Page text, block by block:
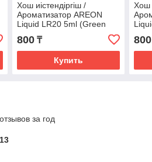
Хош иістендіргіш /
Ароматизатор AREON
Liquid LR20 5ml (Green
Apple капсула)
800₸
Купить
Хош
800
за год